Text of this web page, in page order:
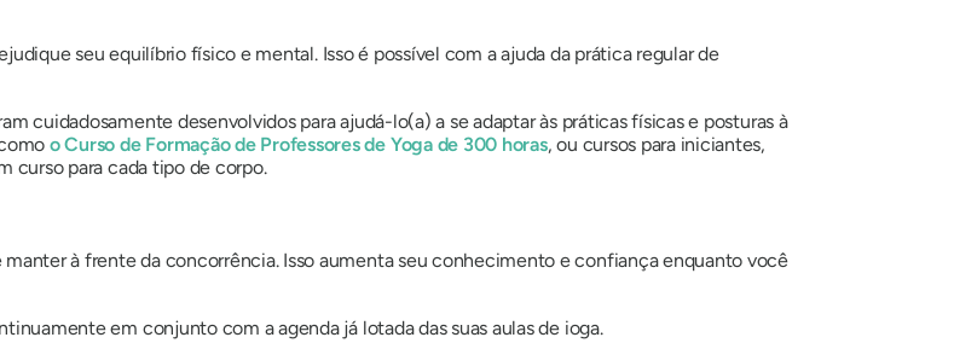
seu equilíbrio físico e mental. Isso é possível com a ajuda da prática regular de
cuidadosamente desenvolvidos para ajudá-lo(a) a se adaptar às práticas físicas e posturas à
o Curso de Formação de Professores de Yoga de 300 horas, ou cursos para iniciantes,
curso para cada tipo de corpo.
à frente da concorrência. Isso aumenta seu conhecimento e confiança enquanto você
em conjunto com a agenda já lotada das suas aulas de ioga.